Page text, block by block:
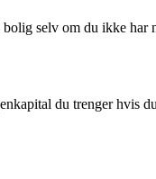
selv om du ikke har
du trenger hvis